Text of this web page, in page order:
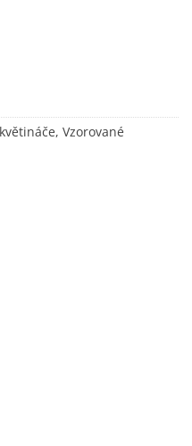
, Vzorované